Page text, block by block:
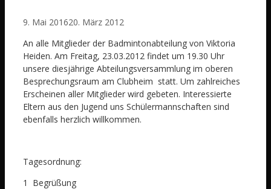
9. Mai 201620. März 2012
An alle Mitglieder der Badmintonabteilung von Viktoria
Heiden. Am Freitag, 23.03.2012 findet um 19.30 Uhr
unsere diesjährige Abteilungsversammlung im oberen
Besprechungsraum am Clubheim statt. Um zahlreiches
Erscheinen aller Mitglieder wird gebeten. Interessierte
Eltern aus den Jugend uns Schülermannschaften sind
ebenfalls herzlich willkommen.
Tagesordnung:
1 Begrüßung